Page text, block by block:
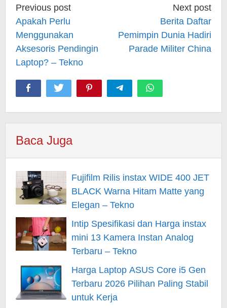
Post
navigation
Previous post
Apakah Perlu
Menggunakan
Aksesoris Pendingin
Laptop? – Tekno
Next post
Berita Daftar
Pemimpin Dunia Hadiri
Parade Militer China
Baca Juga
Fujifilm Rilis instax WIDE 400 JET
BLACK Warna Hitam Matte yang
Elegan – Tekno
Intip Spesifikasi dan Harga instax
mini 13 Kamera Instan Analog
Terbaru – Tekno
Harga Laptop ASUS Core i5 Gen
Terbaru 2026 Pilihan Paling Stabil
untuk Kerja